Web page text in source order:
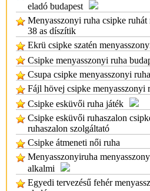
eladó budapest
Menyasszonyi ruha csipke ruhát
38 as díszítik
Ekrü csipke szatén
Csipke menyasszonyi ruha
Csupa csipke menyasszonyi
Fájl hövej csipke menyasszonyi
Csipke esküvői ruha játék
Csipke esküvői ruhaszalon
ruhaszalon szolgáltató
Csipke átmeneti női ruha
Menyasszonyiruha
alkalmi
Egyedi tervezésű fehér